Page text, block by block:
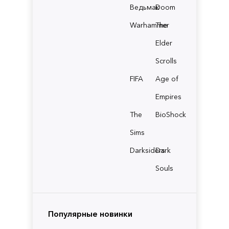
ВедьмакDoom
Warhammer
The
Elder
Scrolls
FIFA
Age of
Empires
The
Sims
BioShock
Darksiders
Dark
Souls
Популярные новинки